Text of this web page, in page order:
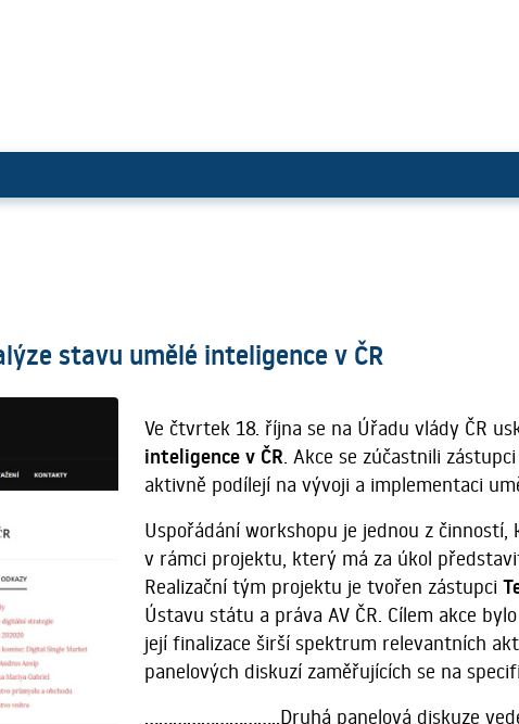
k analýze stavu umělé
stavu umělé inteligence v ČR
Ve čtvrtek 18. října se na Úřadu vlády ČR
inteligence v ČR. Akce se zúčastnili
aktivně podílejí na vývoji a implementaci
Uspořádání workshopu je jednou z činností,
v rámci projektu, který má za úkol
Realizační tým projektu je tvořen zástupci
Ústavu státu a práva AV ČR. Cílem akce
její finalizace širší spektrum relevantních
panelových diskuzí zaměřujících se na
.............................Druhá panelová diskuze